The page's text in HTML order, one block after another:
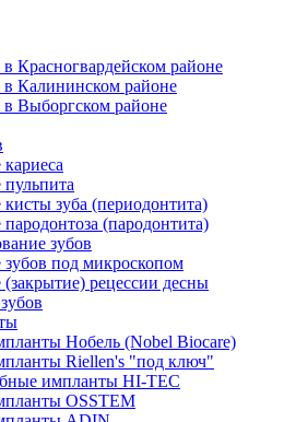
Красногвардейском районе
в Калининском районе
в Выборгском районе
зуба (периодонтита)
(пародонтита)
зубов
зубов под микроскопом
рецессии десны
Нобель (Nobel Biocare)
Riellen's "под ключ"
импланты HI-TEC
OSSTEM